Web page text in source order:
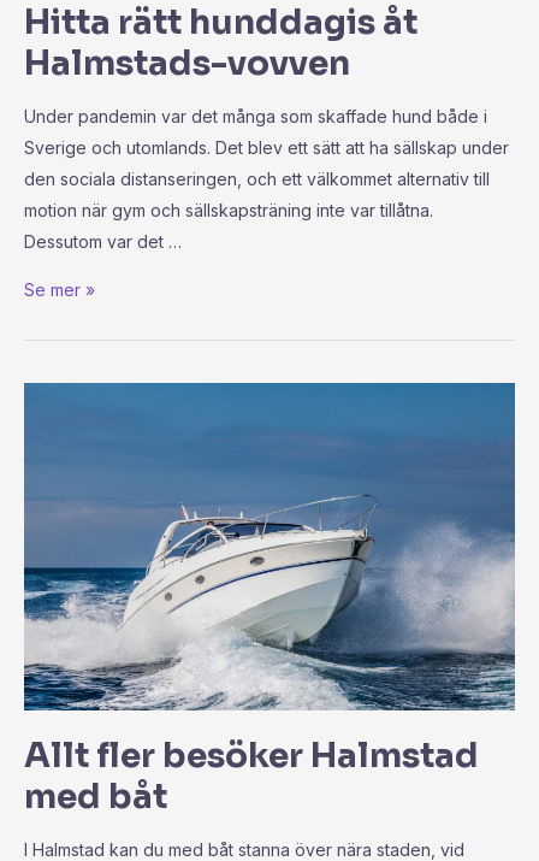
Hitta rätt hunddagis åt
Halmstads-vovven
Under pandemin var det många som skaffade hund både i
Sverige och utomlands. Det blev ett sätt att ha sällskap under
den sociala distanseringen, och ett välkommet alternativ till
motion när gym och sällskapsträning inte var tillåtna.
Dessutom var det …
Se mer »
Allt fler besöker Halmstad
med båt
I Halmstad kan du med båt stanna över nära staden, vid